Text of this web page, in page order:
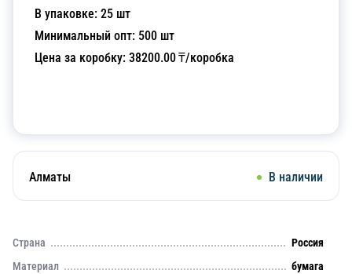
В упаковке: 25 шт
Минимальный опт: 500 шт
Цена за коробку: 38200.00₸/коробка
Алматы В наличии
Страна
Россия
Материал
бумага